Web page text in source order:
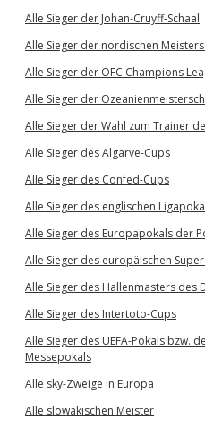
Alle Sieger der Johan-Cruyff-Schaal
Alle Sieger der nordischen
Alle Sieger der OFC Champions
Alle Sieger der
Alle Sieger der Wahl zum Trainer
Alle Sieger des Algarve-Cups
Alle Sieger des Confed-Cups
Alle Sieger des englischen
Alle Sieger des Europapokals der
Alle Sieger des europäischen
Alle Sieger des Hallenmasters des
Alle Sieger des Intertoto-Cups
Alle Sieger des UEFA-Pokals bzw.
Messepokals
Alle sky-Zweige in Europa
Alle slowakischen Meister